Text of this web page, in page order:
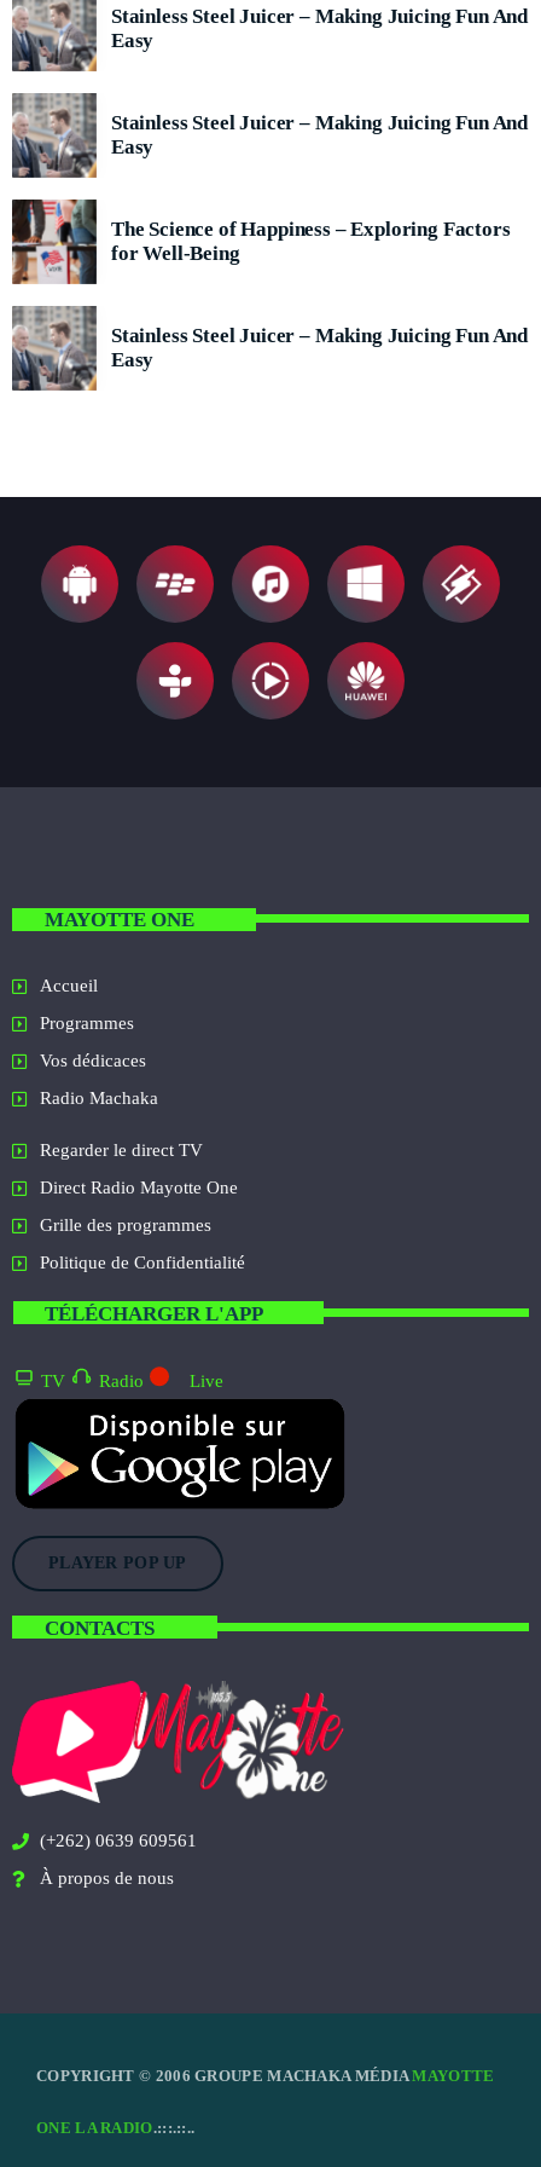
Stainless Steel Juicer – Making Juicing Fun And
Easy
Stainless Steel Juicer – Making Juicing Fun And
Easy
The Science of Happiness – Exploring Factors
for Well-Being
Stainless Steel Juicer – Making Juicing Fun And
Easy
MAYOTTE ONE
Accueil
Programmes
Vos dédicaces
Radio Machaka
Regarder le direct TV
Direct Radio Mayotte One
Grille des programmes
Politique de Confidentialité
TÉLÉCHARGER L'APP
TV Radio Live
PLAYER POP UP
CONTACTS
(+262) 0639 609561
À propos de nous
COPYRIGHT © 2006 GROUPE MACHAKA MÉDIAMAYOTTE
ONE LA RADIO.:::.::..